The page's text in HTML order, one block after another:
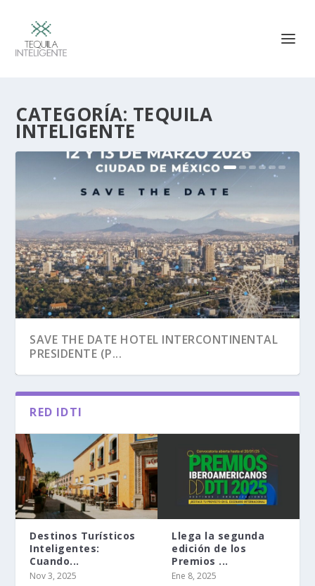
CATEGORÍA: TEQUILA
INTELIGENTE
SAVE THE DATE HOTEL INTERCONTINENTAL
PRESIDENTE (P...
LA NOCHE ROBADA POR LA CIUDAD
EXPERIENCIAS DTI LATINOAMÉRICA –
DESTINOS TURÍSTIC...
ESTUDIO: RETOS Y OPORTUNIDADES DE LOS
DESTINOS TUR...
MANAGING TOURIST SATURATION VS.
IMBALANCE IN SUSTA...
DESTINOS TURÍSTICOS INTELIGENTES:
CUANDO EL TURISM...
RED IDTI
Destinos Turísticos
Inteligentes:
Cuando...
Nov 3, 2025
Llega la segunda
edición de los
Premios ...
Ene 8, 2025